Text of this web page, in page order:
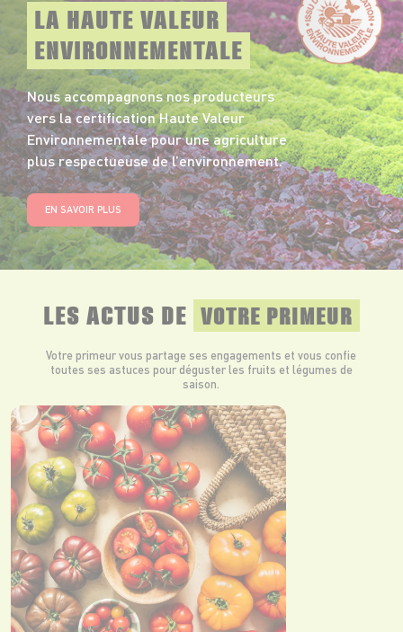
LA HAUTE VALEUR
ENVIRONNEMENTALE
Nous accompagnons nos producteurs
vers la certification Haute Valeur
Environnementale pour une agriculture
plus respectueuse de l’environnement.
EN SAVOIR PLUS
LES ACTUS DE VOTRE PRIMEUR
Votre primeur vous partage ses engagements et vous confie
toutes ses astuces pour déguster les fruits et légumes de
saison.